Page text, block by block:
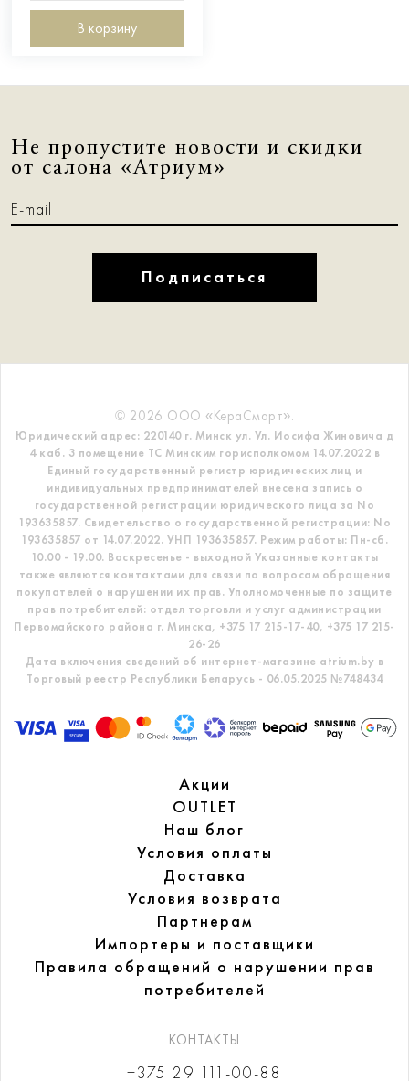
В корзину
Не пропустите новости и скидки
от салона «Атриум»
Подписаться
© 2026 ООО «КераСмарт».
Юридический адрес: 220140 г. Минск ул. Ул. Иосифа Жиновича д
4 каб. 3 помещение ТС Минским горисполкомом 14.07.2022 в
Единый государственный регистр юридических лиц и
индивидуальных предпринимателей внесена запись о
государственной регистрации юридического лица за No
193635857. Свидетельство о государственной регистрации: No
193635857 от 14.07.2022. УНП 193635857. Режим работы: Пн-сб.
10.00 - 19.00. Воскресенье - выходной Указанные контакты
также являются контактами для связи по вопросам обращения
покупателей о нарушении их прав. Уполномоченные по защите
прав потребителей: отдел торговли и услуг администрации
Первомайского района г. Минска, +375 17 215-17-40, +375 17 215-
26-26
Дата включения сведений об интернет-магазине atrium.by в
Торговый реестр Республики Беларусь - 06.05.2025 №748434
Акции
OUTLET
Наш блог
Условия оплаты
Доставка
Условия возврата
Партнерам
Импортеры и поставщики
Правила обращений о нарушении прав
потребителей
КОНТАКТЫ
+375 29 111-00-88